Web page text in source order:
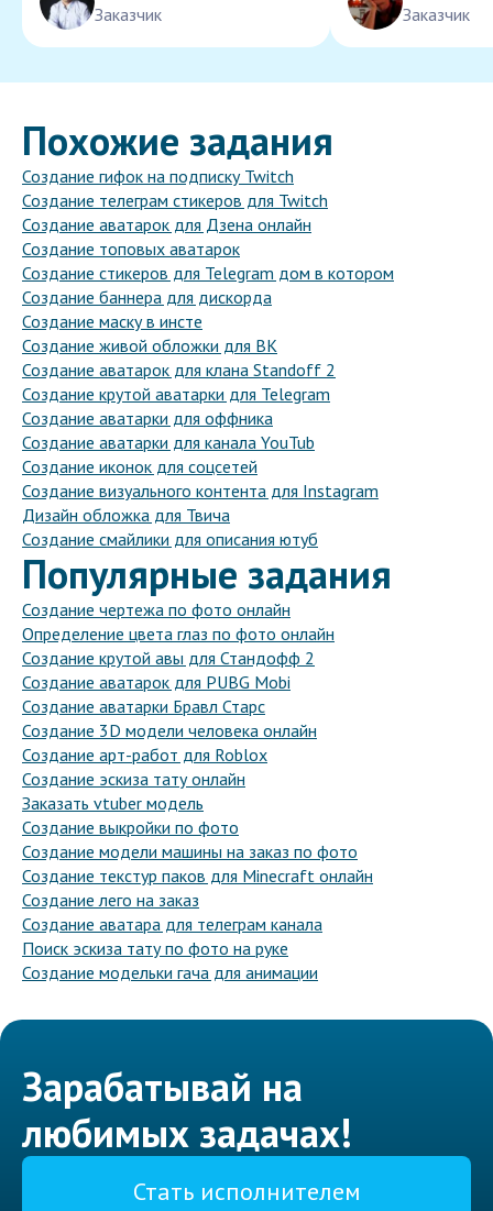
Заказчик
Заказчик
Похожие задания
Создание гифок на подписку Twitch
Создание телеграм стикеров для Twitch
Создание аватарок для Дзена онлайн
Создание топовых аватарок
Создание стикеров для Telegram дом в котором
Создание баннера для дискорда
Создание маску в инсте
Создание живой обложки для ВК
Создание аватарок для клана Standoff 2
Создание крутой аватарки для Telegram
Создание аватарки для оффника
Создание аватарки для канала YouTub
Создание иконок для соцсетей
Создание визуального контента для Instagram
Дизайн обложка для Твича
Создание смайлики для описания ютуб
Популярные задания
Создание чертежа по фото онлайн
Определение цвета глаз по фото онлайн
Создание крутой авы для Стандофф 2
Создание аватарок для PUBG Mobi
Создание аватарки Бравл Старс
Создание 3D модели человека онлайн
Создание арт-работ для Roblox
Создание эскиза тату онлайн
Заказать vtuber модель
Создание выкройки по фото
Создание модели машины на заказ по фото
Создание текстур паков для Minecraft онлайн
Создание лего на заказ
Создание аватара для телеграм канала
Поиск эскиза тату по фото на руке
Создание модельки гача для анимации
Зарабатывай на
любимых задачах!
Стать исполнителем